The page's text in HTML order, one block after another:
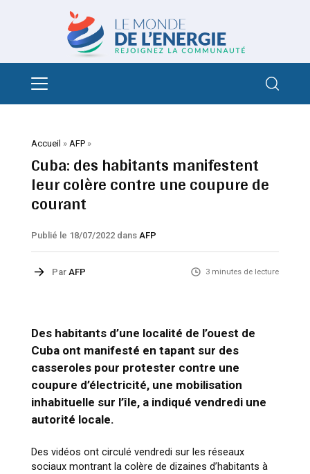
Accueil » AFP»
Cuba: des habitants manifestent
leur colère contre une coupure de
courant
Publié le 18/07/2022 dans AFP
Par AFP 3 minutes de lecture
Des habitants d’une localité de l’ouest de
Cuba ont manifesté en tapant sur des
casseroles pour protester contre une
coupure d’électricité, une mobilisation
inhabituelle sur l’île, a indiqué vendredi une
autorité locale.
Des vidéos ont circulé vendredi sur les réseaux
sociaux montrant la colère de dizaines d’habitants à